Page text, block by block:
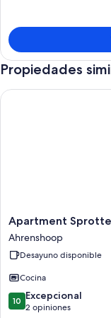
Propiedades
Apartment
Sprotte
-
Ahrenshoop
Ahrenshoop
Apartment
Ahrenshoop
Desayuno disponible
Cocina
10.0
de
10 Excepcional
2 opiniones
Apartment Sprotte -